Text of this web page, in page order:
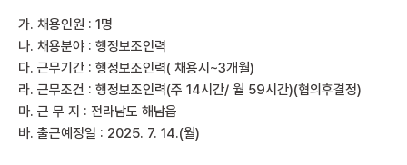
가. 채용인원 : 1명
나. 채용분야 : 행정보조인력
다. 근무기간 : 행정보조인력( 채용시~3개월)
라. 근무조건 : 행정보조인력(주 14시간/ 월 59시간)(협의후결정)
마. 근 무 지 : 전라남도 해남읍
바. 출근예정일 : 2025. 7. 14.(월)